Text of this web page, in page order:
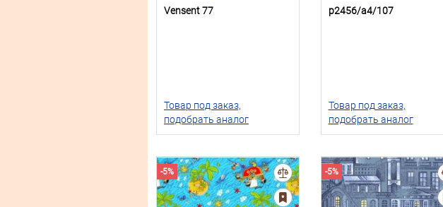
Vensent 77
Товар под заказ,
подобрать аналог
p2456/a4/107
Товар под заказ,
подобрать аналог
-5% -5%